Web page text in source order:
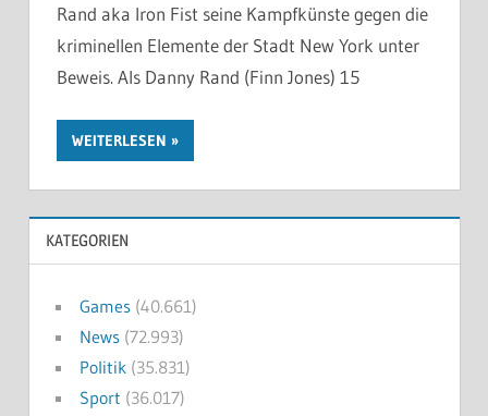
Rand aka Iron Fist seine Kampfkünste gegen die
kriminellen Elemente der Stadt New York unter
Beweis. Als Danny Rand (Finn Jones) 15
WEITERLESEN
KATEGORIEN
Games(40.661)
News(72.993)
Politik(35.831)
Sport (36.017)